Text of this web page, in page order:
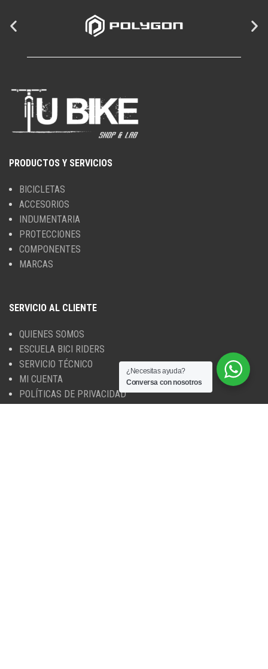
PRODUCTOS Y SERVICIOS
BICICLETAS
ACCESORIOS
INDUMENTARIA
PROTECCIONES
COMPONENTES
MARCAS
SERVICIO AL CLIENTE
QUIENES SOMOS
ESCUELA BICI RIDERS
SERVICIO TÉCNICO
MI CUENTA
POLÍTICAS DE PRIVACIDAD
¿Necesitas ayuda?
Conversa con nosotros